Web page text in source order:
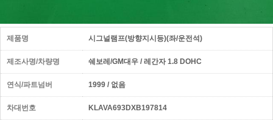
제품명 시그널램프(방향지시등)(좌/운전석)
제조사명/차량명 쉐보레/GM대우 / 레간자 1.8 DOHC
연식/파트넘버 1999 / 없음
차대번호 KLAVA693DXB197814